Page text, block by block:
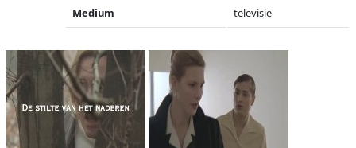
Medium televisie